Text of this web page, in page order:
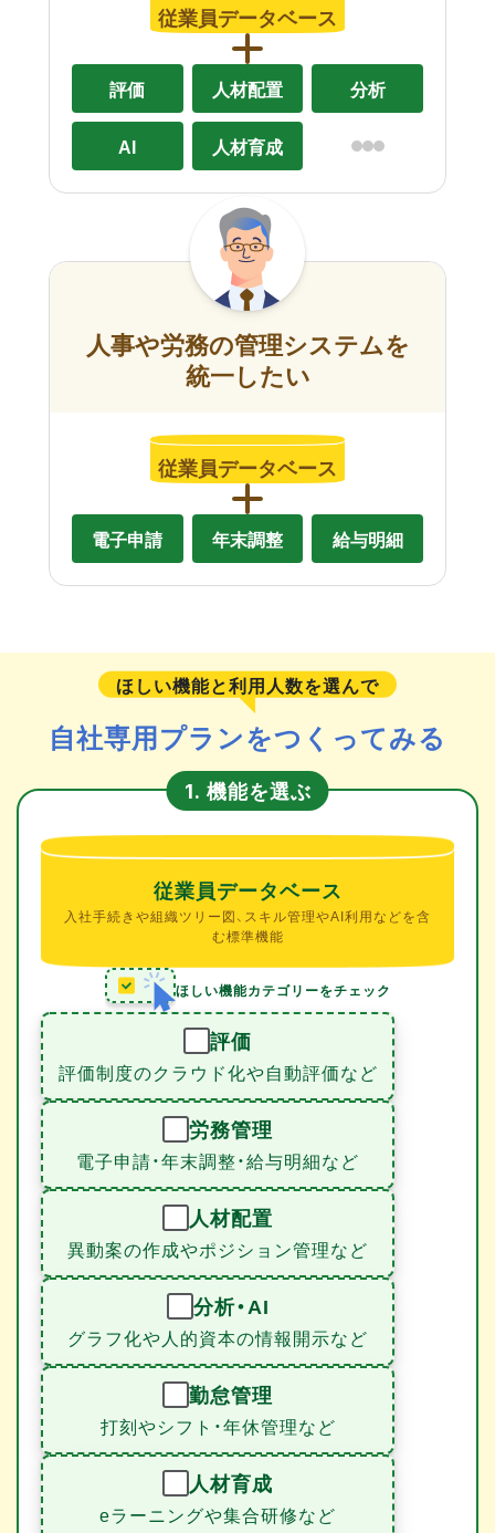
従業員データベース
評価 人材配置 分析
AI 人材育成
人事や労務の管理システムを
統一したい
従業員データベース
電子申請 年末調整 給与明細
ほしい機能と利用人数を選んで
自社専用プランをつくってみる
1. 機能を選ぶ
従業員データベース
入社手続きや組織ツリー図、スキル管理やAI利用などを含
む標準機能
ほしい機能カテゴリーをチェック
評価
評価制度のクラウド化や自動評価など
労務管理
電子申請・年末調整・給与明細など
人材配置
異動案の作成やポジション管理など
分析・AI
グラフ化や人的資本の情報開示など
勤怠管理
打刻やシフト・年休管理など
人材育成
eラーニングや集合研修など